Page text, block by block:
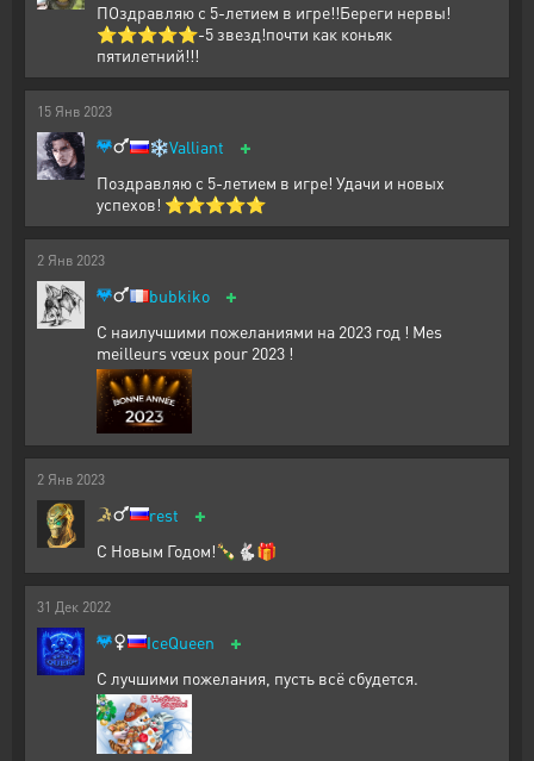
ПОздравляю с 5-летием в игре!!Береги нервы!
⭐⭐⭐⭐⭐-5 звезд!почти как коньяк
пятилетний!!!
15 Янв 2023
❄️Valliant +
Поздравляю с 5-летием в игре! Удачи и новых
успехов! ⭐⭐⭐⭐⭐
2 Янв 2023
bubkiko +
С наилучшими пожеланиями на 2023 год ! Mes
meilleurs vœux pour 2023 !
2 Янв 2023
rest +
С Новым Годом!🍾🐇🎁
31 Дек 2022
IceQueen +
С лучшими пожелания, пусть всё сбудется.